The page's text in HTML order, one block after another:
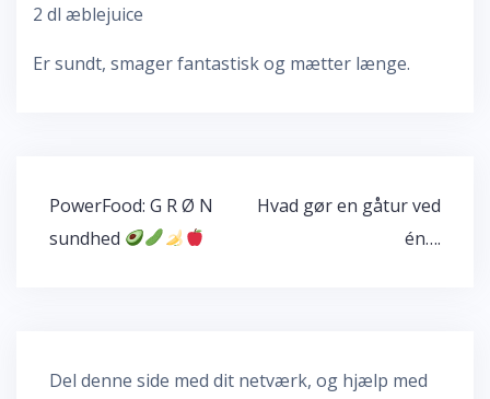
2 dl æblejuice
Er sundt, smager fantastisk og mætter længe.
Indlægsnavigation
PowerFood: G R Ø N
sundhed
Hvad gør en gåtur ved
én….
Del denne side med dit netværk, og hjælp med